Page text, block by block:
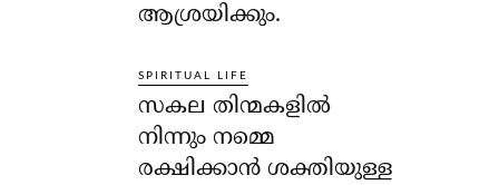
ആശ്രയിക്കും.
SPIRITUAL LIFE
സകല തിന്മകളില്‍
നിന്നും നമ്മെ
രക്ഷിക്കാന്‍ ശക്തിയുള്ള